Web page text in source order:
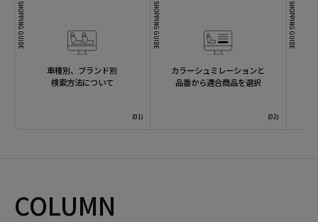
SHOPPING GUIDE
車種別、ブランド別
検索方法について
SHOPPING GUIDE
カラーシュミレーションと
品番から適合商品を選択
SHOPPING GUIDE
COLUMN